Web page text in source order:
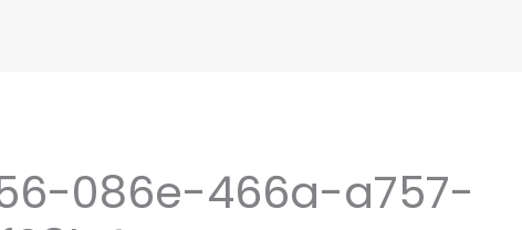
086e-466a-a757-